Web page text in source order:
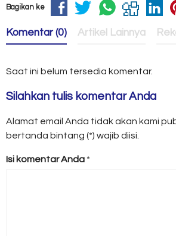
Bagikan ke
Komentar (0) Artikel Lainnya
Saat ini belum tersedia komentar.
Silahkan tulis komentar Anda
Alamat email Anda tidak akan kami
bertanda bintang (*) wajib diisi.
Isi komentar Anda *